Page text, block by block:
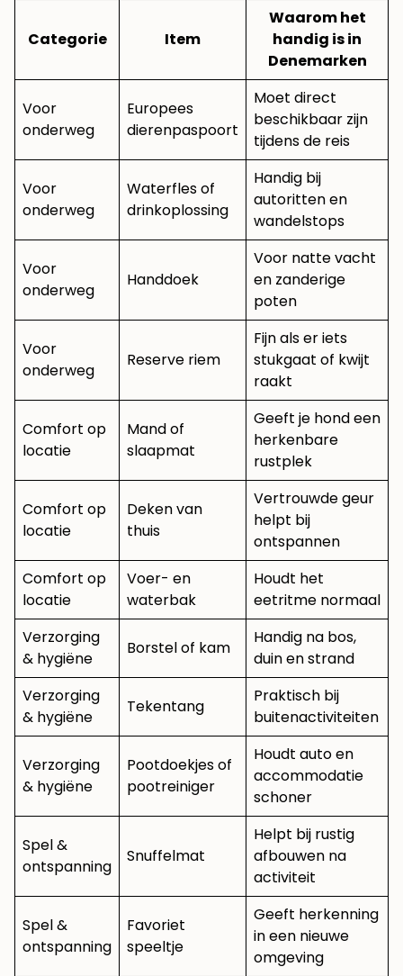
Categorie Item
Waarom het
handig is in
Denemarken
Voor
onderweg
Europees
dierenpaspoort
Moet direct
beschikbaar zijn
tijdens de reis
Voor
onderweg
Waterfles of
drinkoplossing
Handig bij
autoritten en
wandelstops
Voor
onderweg
Handdoek
Voor natte vacht
en zanderige
poten
Voor
onderweg
Reserve riem
Fijn als er iets
stukgaat of kwijt
raakt
Comfort op
locatie
Mand of
slaapmat
Geeft je hond een
herkenbare
rustplek
Comfort op
locatie
Deken van
thuis
Vertrouwde geur
helpt bij
ontspannen
Comfort op
locatie
Voer- en
waterbak
Houdt het
eetritme normaal
Verzorging
& hygiëne
Borstel of kam
Handig na bos,
duin en strand
Verzorging
& hygiëne
Tekentang
Praktisch bij
buitenactiviteiten
Verzorging
& hygiëne
Pootdoekjes of
pootreiniger
Houdt auto en
accommodatie
schoner
Spel &
ontspanning
Snuffelmat
Helpt bij rustig
afbouwen na
activiteit
Spel &
ontspanning
Favoriet
speeltje
Geeft herkenning
in een nieuwe
omgeving